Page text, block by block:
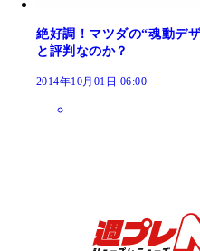
絶好調！マツダの“魂動デ
と評判なのか？
2014年10月01日 06:00